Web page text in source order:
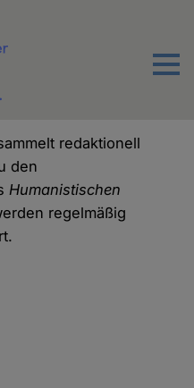
Menu
redaktionell
den
Humanistischen
regelmäßig